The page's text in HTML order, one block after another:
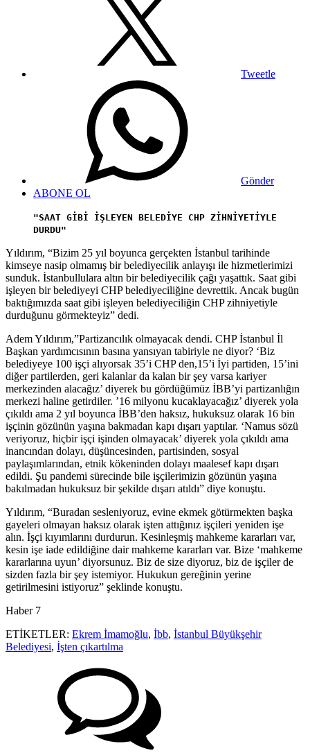
Tweetle
Gönder
ABONE OL
"SAAT GİBİ İŞLEYEN BELEDİYE CHP ZİHNİYETİYLE
DURDU"
Yıldırım, “Bizim 25 yıl boyunca gerçekten İstanbul tarihinde
kimseye nasip olmamış bir belediyecilik anlayışı ile hizmetlerimizi
sunduk. İstanbullulara altın bir belediyecilik çağı yaşattık. Saat gibi
işleyen bir belediyeyi CHP belediyeciliğine devrettik. Ancak bugün
baktığımızda saat gibi işleyen belediyeciliğin CHP zihniyetiyle
durduğunu görmekteyiz” dedi.
Adem Yıldırım,”Partizancılık olmayacak dendi. CHP İstanbul İl
Başkan yardımcısının basına yansıyan tabiriyle ne diyor? ‘Biz
belediyeye 100 işçi alıyorsak 35’i CHP den,15’i İyi partiden, 15’ini
diğer partilerden, geri kalanlar da kalan bir şey varsa kariyer
merkezinden alacağız’ diyerek bu gördüğümüz İBB’yi partizanlığın
merkezi haline getirdiler. ’16 milyonu kucaklayacağız’ diyerek yola
çıkıldı ama 2 yıl boyunca İBB’den haksız, hukuksuz olarak 16 bin
işçinin gözünün yaşına bakmadan kapı dışarı yaptılar. ‘Namus sözü
veriyoruz, hiçbir işçi işinden olmayacak’ diyerek yola çıkıldı ama
inancından dolayı, düşüncesinden, partisinden, sosyal
paylaşımlarından, etnik kökeninden dolayı maalesef kapı dışarı
edildi. Şu pandemi sürecinde bile işçilerimizin gözünün yaşına
bakılmadan hukuksuz bir şekilde dışarı atıldı” diye konuştu.
Yıldırım, “Buradan sesleniyoruz, evine ekmek götürmekten başka
gayeleri olmayan haksız olarak işten attığınız işçileri yeniden işe
alın. İşçi kıyımlarını durdurun. Kesinleşmiş mahkeme kararları var,
kesin işe iade edildiğine dair mahkeme kararları var. Bize ‘mahkeme
kararlarına uyun’ diyorsunuz. Biz de size diyoruz, biz de işçiler de
sizden fazla bir şey istemiyor. Hukukun gereğinin yerine
getirilmesini istiyoruz” şeklinde konuştu.
Haber 7
ETİKETLER: Ekrem İmamoğlu, İbb, İstanbul Büyükşehir
Belediyesi, İşten çıkartılma